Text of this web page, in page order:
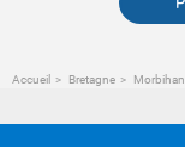
Accueil Bretagne Morbihan